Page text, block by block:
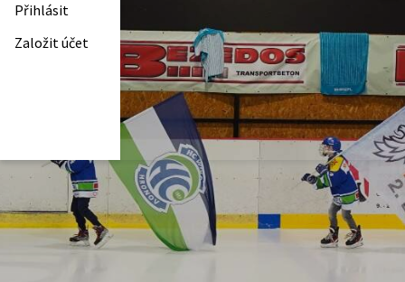
Přihlásit
Založit účet